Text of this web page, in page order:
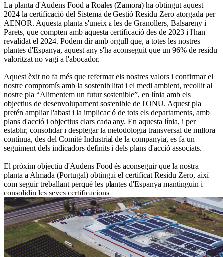
La planta d'Audens Food a Roales (Zamora) ha obtingut aquest
2024 la certificació del Sistema de Gestió Residu Zero atorgada per
AENOR. Aquesta planta s'uneix a les de Granollers, Balsareny i
Parets, que compten amb aquesta certificació des de 2023 i l'han
revalidat el 2024. Podem dir amb orgull que, a totes les nostres
plantes d'Espanya, aquest any s'ha aconseguit que un 96% de residu
valoritzat no vagi a l'abocador.
Aquest èxit no fa més que refermar els nostres valors i confirmar el
nostre compromís amb la sostenibilitat i el medi ambient, recollit al
nostre pla “Alimentem un futur sostenible”, en línia amb els
objectius de desenvolupament sostenible de l'ONU. Aquest pla
pretén ampliar l'abast i la implicació de tots els departaments, amb
plans d'acció i objectius clars cada any. En aquesta línia, i per
establir, consolidar i desplegar la metodologia transversal de millora
contínua, des del Comitè Industrial de la companyia, es fa un
seguiment dels indicadors definits i dels plans d'acció associats.
El pròxim objectiu d'Audens Food és aconseguir que la nostra
planta a Almada (Portugal) obtingui el certificat Residu Zero, així
com seguir treballant perquè les plantes d'Espanya mantinguin i
consolidin les seves certificacions